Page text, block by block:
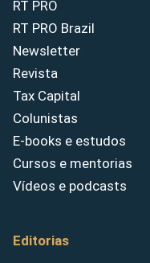
RT PRO
RT PRO Brazil
Newsletter
Revista
Tax Capital
Colunistas
E-books e estudos
Cursos e mentorias
Vídeos e podcasts
Editorias